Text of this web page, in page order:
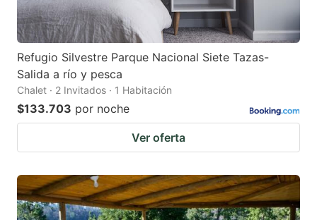
Refugio Silvestre Parque Nacional Siete Tazas-
Salida a río y pesca
Chalet · 2 Invitados · 1 Habitación
$133.703 por noche
Ver oferta